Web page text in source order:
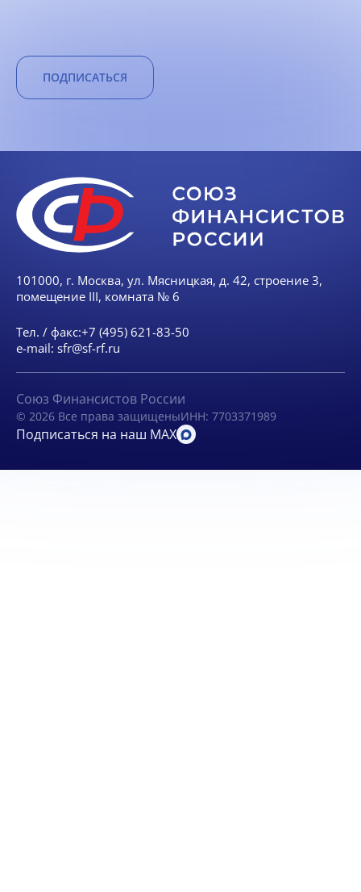
ПОДПИСАТЬСЯ
101000, г. Москва, ул. Мясницкая, д. 42, строение 3,
помещение III, комната № 6
Тел. / факс:+7 (495) 621-83-50
e-mail: sfr@sf-rf.ru
Союз Финансистов России
© 2026 Все права защищеныИНН: 7703371989
Подписаться на наш MAX